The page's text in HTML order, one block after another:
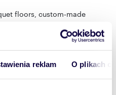
reklam O plikach
floors, custom-made
installed in
system.